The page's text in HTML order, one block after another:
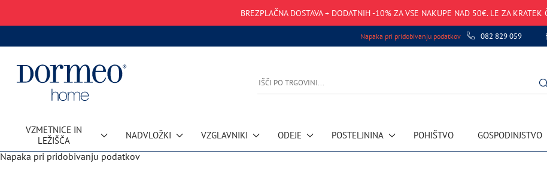
BREZPLAČNA DOSTAVA + DODATNIH -10% ZA VSE NAKUPE NAD 50€. LE ZA KRATEK
Napaka pri pridobivanju podatkov 082 829 059
VZMETNICE IN
LEŽIŠČA
NADVLOŽKI VZGLAVNIKI ODEJE POSTELJNINA POHIŠTVO GOSPODINJSTVO
Napaka pri pridobivanju podatkov